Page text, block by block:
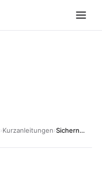
›Kurzanleitungen›Sichern…